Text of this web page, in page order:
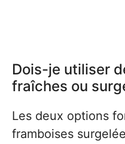
Dois-je utiliser
fraîches ou
Les deux options
framboises